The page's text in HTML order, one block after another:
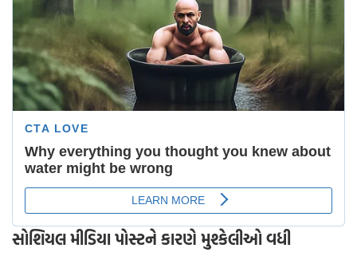
સોશિયલ મીડિયા પોસ્ટને કારણે મુશ્કેલીઓ વધી